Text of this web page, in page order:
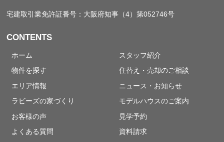
宅建取引業免許証番号：大阪府知事（4）第052746号
CONTENTS
ホーム
物件を探す
エリア情報
ラビーズの家づくり
お客様の声
よくある質問
スタッフ紹介
住替え・売却のご相談
ニュース・お知らせ
モデルハウスのご案内
見学予約
資料請求